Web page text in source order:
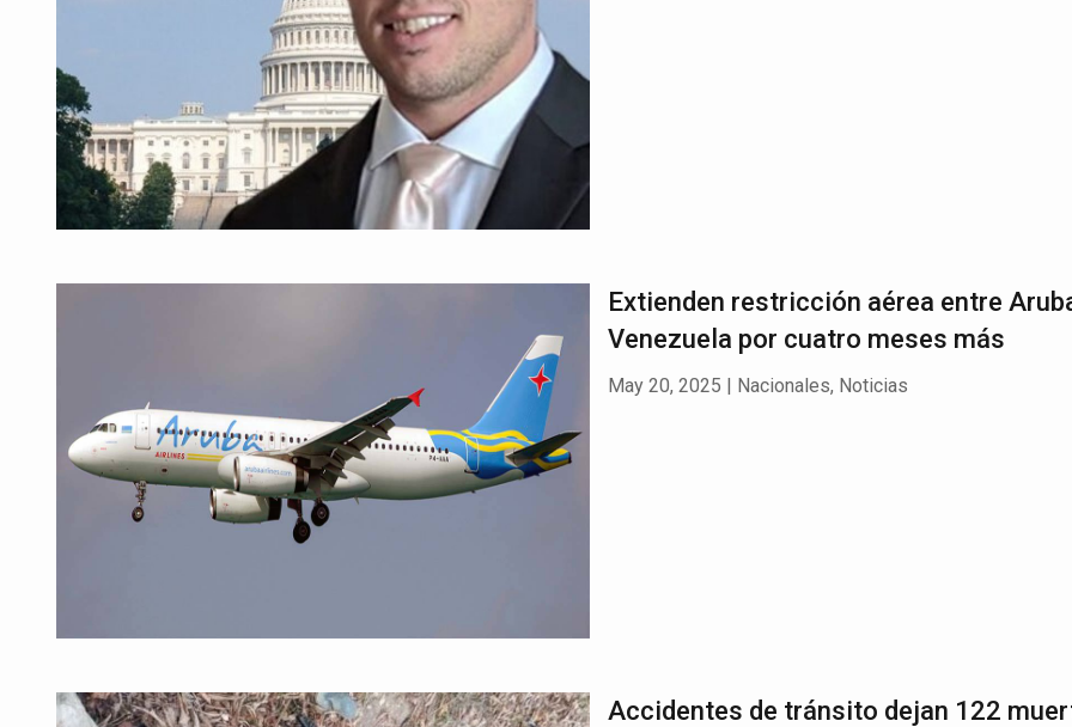
Extienden restricción aérea entre
Venezuela por cuatro meses más
May 20, 2025 | Nacionales, Noticias
Accidentes de tránsito dejan 122